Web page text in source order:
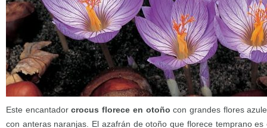
Este encantadorcrocus florece en otoño con grandes flores
con anteras naranjas. El azafrán de otoño que florece temprano es